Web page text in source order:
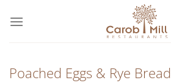
στο
Poached Eggs & Rye Bread